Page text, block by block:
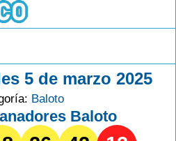
5 de marzo 2025
Baloto
Baloto